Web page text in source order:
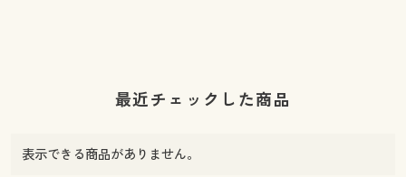
最近チェックした商品
表示できる商品がありません。